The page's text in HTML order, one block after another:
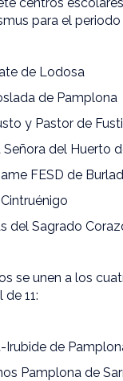
para el
de Lodosa
de Pamplona
y Pastor de
del Huerto
FESD de
del Sagrado
se unen a los
11:
Irubide de
Pamplona de